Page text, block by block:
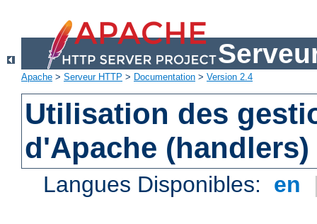
Apache > Serveur HTTP > Documentation > Version 2.4
Utilisation des
d'Apache (handlers)
Langues Disponibles: en